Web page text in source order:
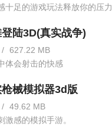
十足的游戏玩法释放你的压力
陆3D(真实战争)
/ 627.22 MB
体会射击的快感
械模拟器3d版
/ 49.62 MB
激感的模拟手游。